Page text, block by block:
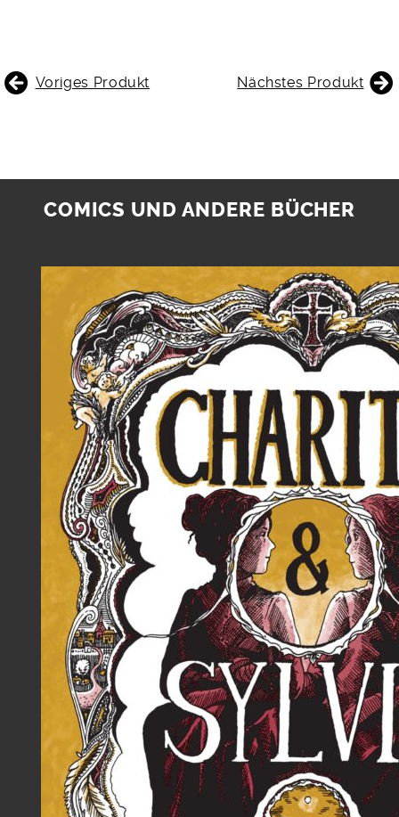
BEITRAGSNAVIGATION
Voriges Produkt Nächstes Produkt
COMICS UND ANDERE BÜCHER